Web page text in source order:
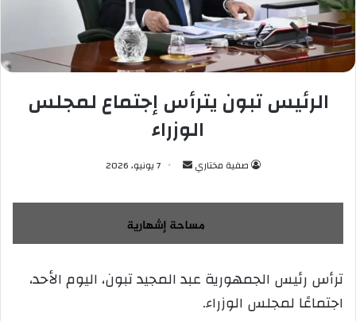
الرئيس تبون يترأس إجتماع لمجلس
الوزراء
صفية مختاري
س
ل
ب
ي
7 يونيو، 2026
ترأس رئيس الجمهورية عبد المجيد تبون، اليوم الأحد،
اجتماعًا لمجلس الوزراء.